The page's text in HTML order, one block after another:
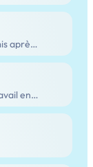
Couverture RC Pro & certificats remis après intervention
Télépilote drone A1/A3 & sécurité travail en hauteur